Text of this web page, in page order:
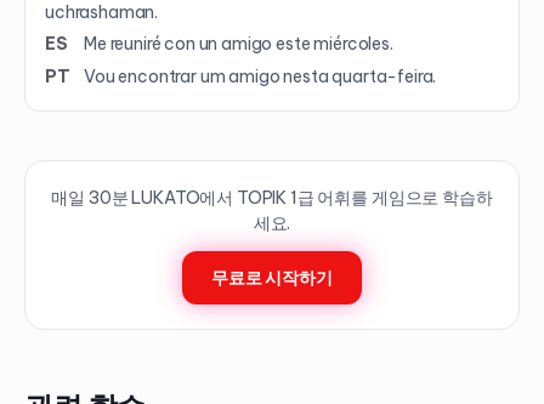
uchrashaman.
ES
Me reuniré con un amigo este miércoles.
PT
Vou encontrar um amigo nesta quarta-feira.
매일 30분 LUKATO에서 TOPIK 1급 어휘를 게임으로 학습하
세요.
무료로 시작하기